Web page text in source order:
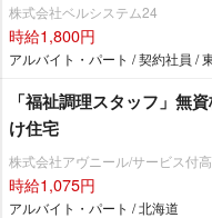
株式会社ベルシステム24
時給1,800円
アルバイト・パート / 契約社員 /
「福祉調理スタッフ」無
け住宅
株式会社アヴニール/サービス付
時給1,075円
アルバイト・パート / 北海道